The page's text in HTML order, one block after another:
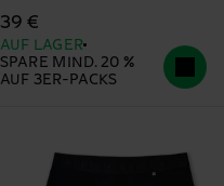
39 €
AUF LAGER
SPARE MIND. 20 %
AUF 3ER-PACKS